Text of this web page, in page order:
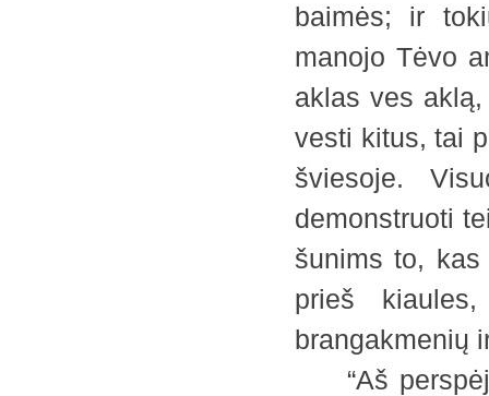
baimės; ir
manojo Tėvo
aklas ves
vesti kitus, tai
šviesoje.
demonstruoti
šunims to,
prieš
brangakmenių
“Aš